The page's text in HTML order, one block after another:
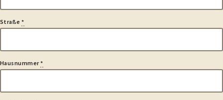
Straße*
Hausnummer*